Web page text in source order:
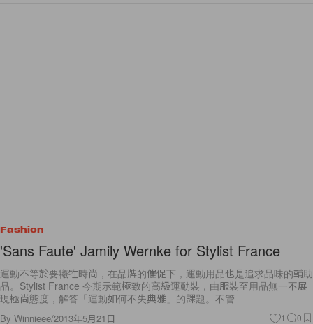
Fashion
'Sans Faute' Jamily Wernke for Stylist France
運動不等於要犧牲時尚，在品牌的催促下，運動用品也是追求品味的輔助
品。Stylist France 今期示範極致的高級運動裝，由服裝至用品無一不展
現極尚態度，解答「運動如何不失典雅」的課題。不管
By Winnieee/2013年5月21日 1 0